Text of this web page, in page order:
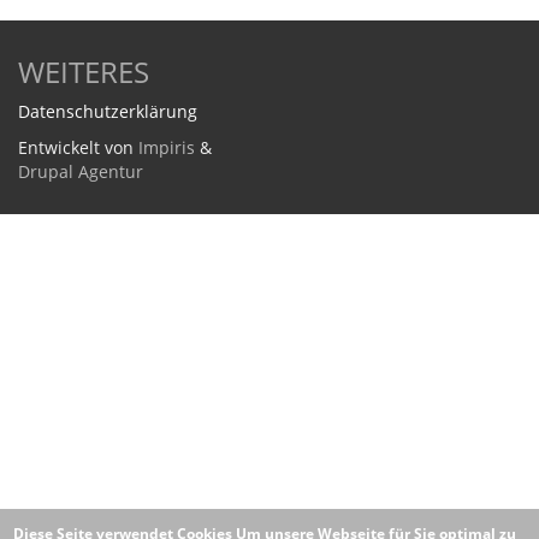
WEITERES
Datenschutzerklärung
Entwickelt von Impiris &
Drupal Agentur
OK